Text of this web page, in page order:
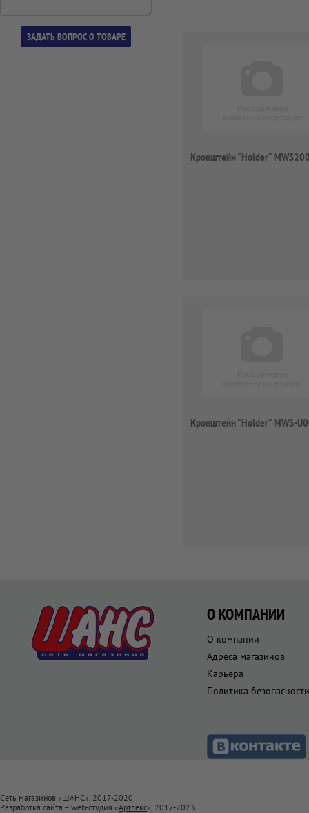
Кронштейн "Holder"
Кронштейн "Holder" MWS-
О КОМПАНИИ
О компании
Адреса магазинов
Карьера
Политика безопасности
Сеть магазинов «ШАНС», 2017-2020
Разработка сайта – web-студия «Артлекс», 2017-2023